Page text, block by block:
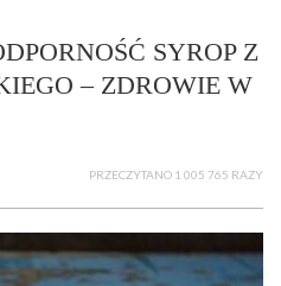
SYROP Z
– ZDROWIE W
PRZECZYTANO 1 005 765 RAZY